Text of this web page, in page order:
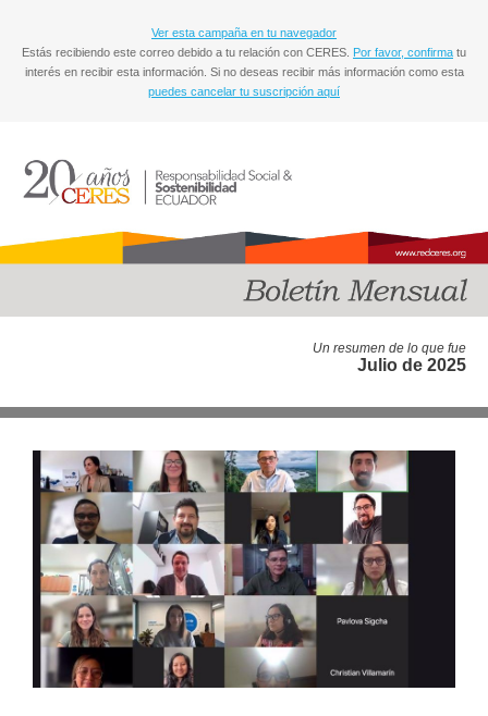
Ver esta campaña en tu navegador
Estás recibiendo este correo debido a tu relación con CERES. Por favor, confirma tu
interés en recibir esta información. Si no deseas recibir más información como esta
puedes cancelar tu suscripción aquí
Un resumen de lo que fue
Julio de 2025